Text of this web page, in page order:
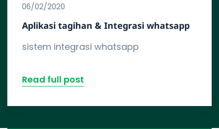
06/02/2020
Aplikasi tagihan & Integrasi whatsapp
sistem integrasi whatsapp
Read full post